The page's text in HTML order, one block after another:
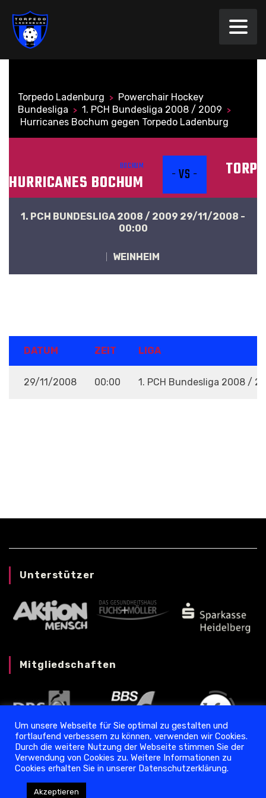
Torpedo Ladenburg > Powerchair Hockey
Bundesliga
> 1. PCH Bundesliga 2008 / 2009 >
Hurricanes Bochum gegen Torpedo Ladenburg
BOCHUM
HURRICANES BOCHUM - VS -
1. PCH BUNDESLIGA 2008 / 2009 29/11/2008 -
00:00
WEINHEIM
DATUM ZEIT LIGA
29/11/2008 00:00 1. PCH Bundesliga 2008 /
Unterstützer
Mitgliedschaften
Um unsere Webseite für Sie optimal zu gestalten und
fortlaufend verbessern zu können, verwenden wir Cookies.
Durch die weitere Nutzung der Webseite stimmen Sie der
Verwendung von Cookies zu. Weitere Informationen zu
Cookies erhalten Sie in unserer Datenschutzerklärung.
Akzeptieren